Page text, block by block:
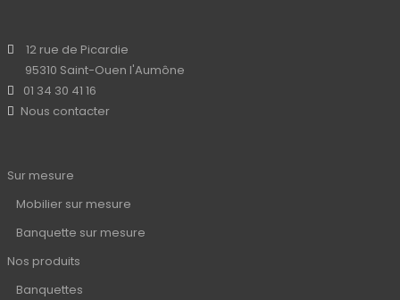
12 rue de Picardie
95310 Saint-Ouen l'Aumône
01 34 30 41 16
Nous contacter
Sur mesure
Mobilier sur mesure
Banquette sur mesure
Nos produits
Banquettes